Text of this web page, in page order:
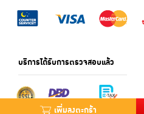
เพิ่มลงตะกร้า
บริการได้รับการตรวจสอบแล้ว